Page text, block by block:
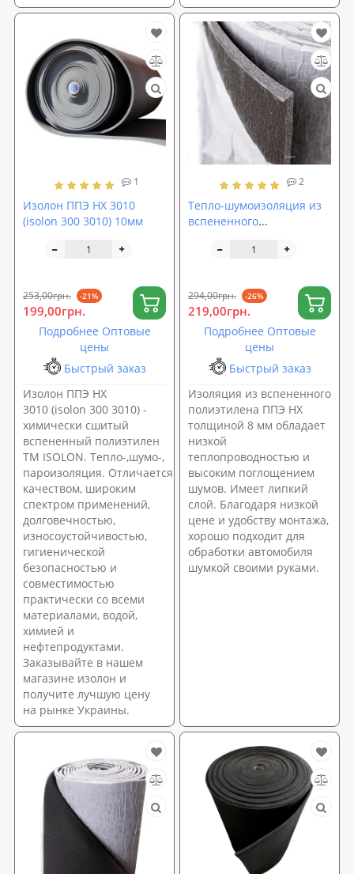
1
Изолон ППЭ НХ 3010
(isolon 300 3010) 10мм
253,00грн. -21%
199,00грн.
Подробнее Оптовые
цены
Быстрый заказ
Изолон ППЭ НХ
3010 (isolon 300 3010) -
химически сшитый
вспененный полиэтилен
ТМ ISOLON. Тепло-,шумо-,
пароизоляция. Отличается высоким
качеством, широким
спектром применений,
долговечностью,
износоустойчивостью,
гигиенической
безопасностью и
совместимостью
практически со всеми
материалами, водой,
химией и
нефтепродуктами.
Заказывайте в нашем
магазине изолон и
получите лучшую цену
на рынке Украины.
2
Тепло-шумоизоляция из
вспененного
8мм с липким слоем
294,00грн. -26%
219,00грн.
Подробнее Оптовые
цены
Быстрый заказ
Изоляция из вспененного
полиэтилена ППЭ НХ
толщиной 8 мм обладает
низкой
теплопроводностью и
высоким поглощением
шумов. Имеет липкий
слой. Благодаря низкой
цене и удобству монтажа,
хорошо подходит для
обработки автомобиля
шумкой своими руками.